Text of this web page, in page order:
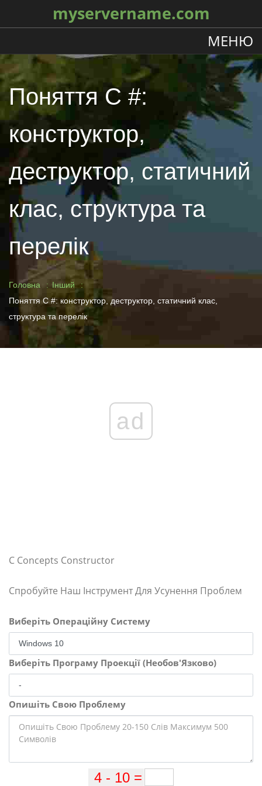
myservername.com
МЕНЮ
Поняття C #:
конструктор,
деструктор, статичний
клас, структура та
перелік
Головна
Інший
Поняття C #: конструктор, деструктор, статичний клас,
структура та перелік
ad
C Concepts Constructor
Спробуйте Наш Інструмент Для Усунення Проблем
Виберіть Операційну Систему
Виберіть Програму Проекції (Необов'Язково)
Опишіть Свою Проблему